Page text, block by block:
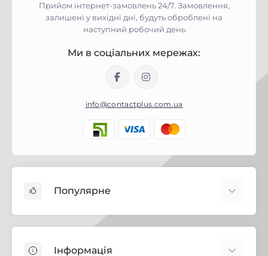
Прийом інтернет-замовлень 24/7. Замовлення,
залишені у вихідні дні, будуть оброблені на
наступний робочий день
Ми в соціальних мережах:
info@contactplus.com.ua
Популярне
Інформація